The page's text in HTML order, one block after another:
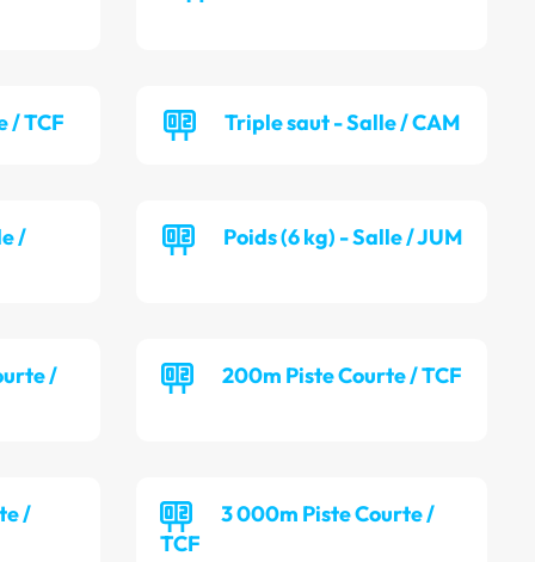
/ TCF Triple saut - Salle / CAM
/
Poids (6 kg) - Salle / JUM
/
200m Piste Courte / TCF
/
3 000m Piste Courte /
TCF